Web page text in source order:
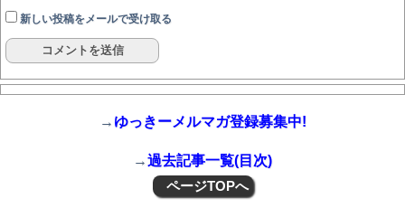
新しい投稿をメールで受け取る
→ ゆっきーメルマガ登録募集中!
→過去記事一覧(目次)
ページTOPへ